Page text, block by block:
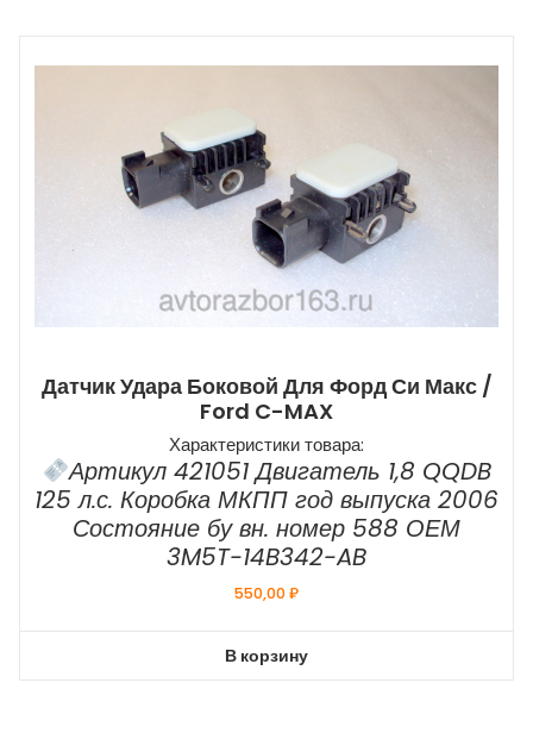
Датчик Удара Боковой Для Форд Си Макс /
Ford C-MAX
Характеристики товара:
Артикул 421051 Двигатель 1,8 QQDB
125 л.с. Коробка МКПП год выпуска 2006
Состояние бу вн. номер 588 ОЕМ
3M5T-14B342-AB
550,00₽
В корзину